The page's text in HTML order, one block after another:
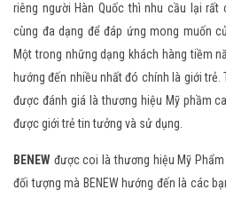
riêng người Hàn Quốc thì nhu cầu lại
cùng đa dạng để đáp ứng mong muốn
Một trong những dạng khách hàng tiềm
hướng đến nhiều nhất đó chính là giới
được đánh giá là thương hiệu Mỹ phầm
được giới trẻ tin tưởng và sử dụng.
BENEW được coi là thương hiệu Mỹ
đối tượng mà BENEW hướng đến là các